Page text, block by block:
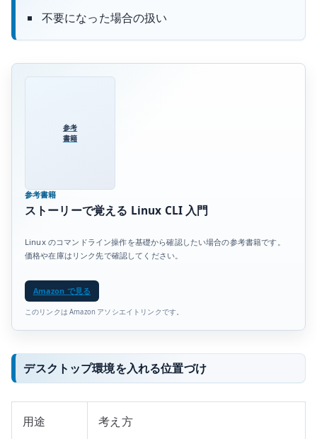
不要になった場合の扱い
参考
書籍
参考書籍
ストーリーで覚える Linux CLI 入門
Linux のコマンドライン操作を基礎から確認したい場合の参考書籍です。
価格や在庫はリンク先で確認してください。
Amazon で見る
このリンクは Amazon アソシエイトリンクです。
デスクトップ環境を入れる位置づけ
用途 考え方